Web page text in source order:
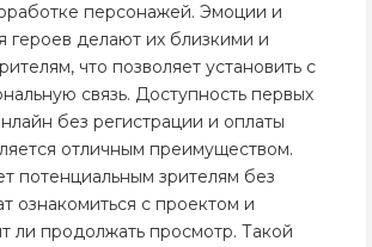
персонажей. Эмоции и
героев делают их близкими и
что позволяет установить с
связь. Доступность первых
без регистрации и оплаты
отличным преимуществом.
потенциальным зрителям без
ознакомиться с проектом и
ли продолжать просмотр. Такой